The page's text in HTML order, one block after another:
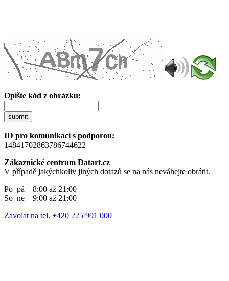
Opište kód z obrázku:
submit
ID pro komunikaci s podporou:
14841702863786744622
Zákaznické centrum Datart.cz
V případě jakýchkoliv jiných dotazů se na nás neváhejte obrátit.
Po–pá – 8:00 až 21:00
So–ne – 9:00 až 21:00
Zavolat na tel. +420 225 991 000